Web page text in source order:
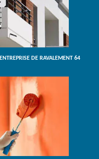
ENTREPRISE DE RAVALEMENT 64